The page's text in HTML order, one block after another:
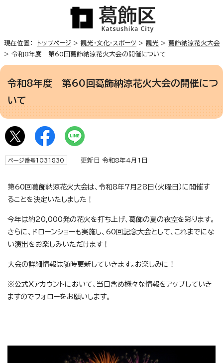
現在位置： トップページ > 観光・文化・スポーツ > 観光 > 葛飾納涼花火大会
> 令和8年度 第60回葛飾納涼花火大会の開催について
令和8年度 第60回葛飾納涼花火大会の開催につ
いて
ページ番号1031830 更新日 令和8年4月1日
第60回葛飾納涼花火大会は、令和8年7月28日（火曜日）に開催す
ることを決定いたしました！
今年は約20,000発の花火を打ち上げ、葛飾の夏の夜空を彩ります。
さらに、ドローンショーも実施し、60回記念大会として、これまでにな
い演出をお楽しみいただけます！
大会の詳細情報は随時更新していきます。お楽しみに！
※公式Xアカウントにおいて、当日含め様々な情報をアップしていき
ますのでフォローをお願いします。